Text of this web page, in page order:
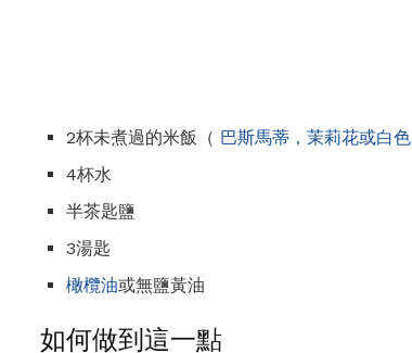
2杯未煮過的米飯（ 巴斯馬蒂，茉莉花或白色
4杯水
半茶匙鹽
3湯匙
橄欖油或無鹽黃油
如何做到這一點